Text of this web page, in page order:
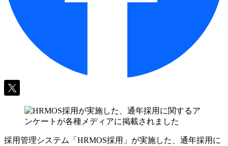
採用管理システム「HRMOS採用」が実施した、通年採用に